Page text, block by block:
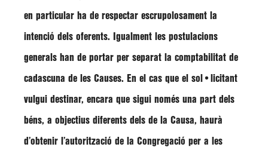
en particular ha de respectar escrupolosament la
intenció dels oferents. Igualment les postulacions
generals han de portar per separat la comptabilitat de
cadascuna de les Causes. En el cas que el sol•licitant
vulgui destinar, encara que sigui només una part dels
béns, a objectius diferents dels de la Causa, haurà
d’obtenir l’autorització de la Congregació per a les